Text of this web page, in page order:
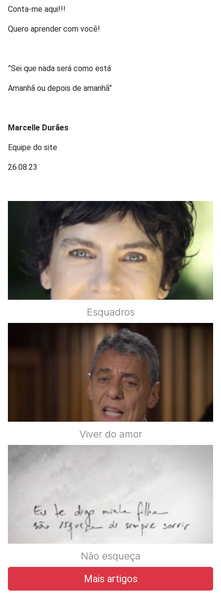
Conta-me aqui!!!
Quero aprender com você!
”Sei que nada será como está
Amanhã ou depois de amanhã”
Marcelle Durães
Equipe do site
26.08.23
Esquadros
Viver do amor
Não esqueça
Mais artigos